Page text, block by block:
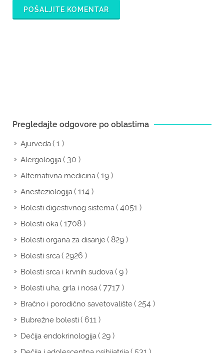
POŠALJITE KOMENTAR
Pregledajte odgovore po oblastima
Ajurveda( 1 )
Alergologija( 30 )
Alternativna medicina( 19 )
Anesteziologija( 114 )
Bolesti digestivnog sistema( 4051 )
Bolesti oka( 1708 )
Bolesti organa za disanje( 829 )
Bolesti srca( 2926 )
Bolesti srca i krvnih sudova( 9 )
Bolesti uha, grla i nosa( 7717 )
Bračno i porodično savetovalište( 254 )
Bubrežne bolesti( 611 )
Dečija endokrinologija( 29 )